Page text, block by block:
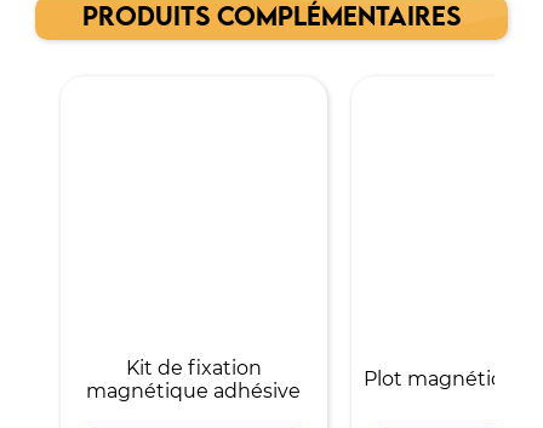
PRODUITS COMPLÉMENTAIRES
Kit de fixation
magnétique adhésive
Plot magnétique